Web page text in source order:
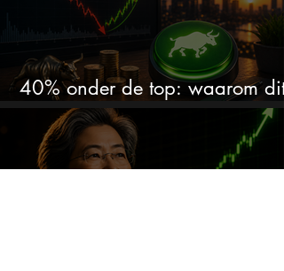
40% onder de top: waarom dit
aandeel weer interessant wordt